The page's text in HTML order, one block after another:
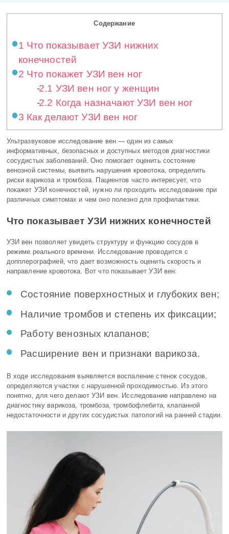
Содержание
1 Что показывает УЗИ нижних
конечностей
2 Что покажет УЗИ вен ног
2.1 УЗИ вен ног у женщин
2.2 Когда назначают УЗИ вен ног
3 Как делают УЗИ вен ног
Ультразвуковое исследование вен — один из самых
информативных, безопасных и доступных методов диагностики
сосудистых заболеваний. Оно помогает оценить состояние
венозной системы, выявить нарушения кровотока, определить
риски варикоза и тромбоза. Пациентов часто интересует, что
покажет УЗИ конечностей, нужно ли проходить исследование при
различных симптомах и чем оно полезно для профилактики.
Что показывает УЗИ нижних конечностей
УЗИ вен позволяет увидеть структуру и функцию сосудов в
режиме реального времени. Исследование проводится с
допплерографией, что дает возможность оценить скорость и
направление кровотока. Вот что показывает УЗИ вен:
Состояние поверхностных и глубоких вен;
Наличие тромбов и степень их фиксации;
Работу венозных клапанов;
Расширение вен и признаки варикоза.
В ходе исследования выявляется воспаление стенок сосудов,
определяются участки с нарушенной проходимостью. Из этого
понятно, для чего делают УЗИ вен. Исследование направлено на
диагностику варикоза, тромбоза, тромбофлебита, клапанной
недостаточности и других сосудистых патологий на ранней стадии.